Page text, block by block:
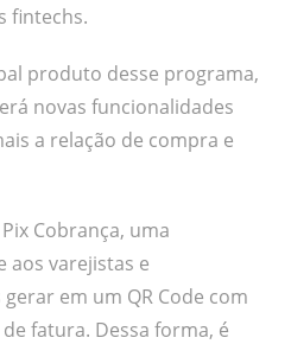
fintechs.
produto desse programa,
novas funcionalidades
a relação de compra e
Cobrança, uma
aos varejistas e
em um QR Code com
fatura. Dessa forma, é